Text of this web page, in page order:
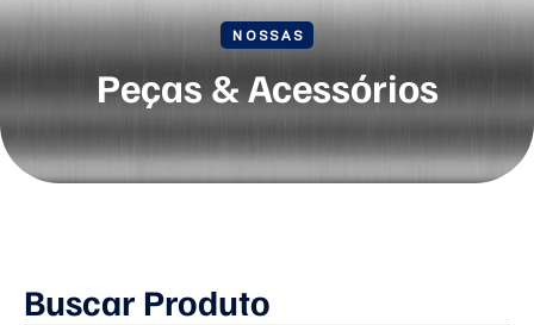
NOSSAS
Peças & Acessórios
Buscar Produto